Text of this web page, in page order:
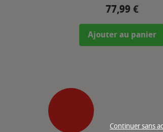
Prix
77,99 €
Ajouter au panier
Continuer sans